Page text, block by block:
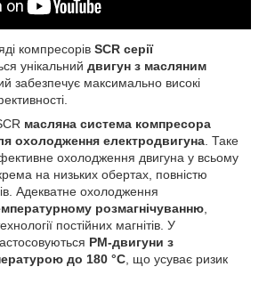
компресорів SCR серії
унікальний двигун з масляним
забезпечує максимально високі
масляна система компресора
охолодження електродвигуна . Таке
охолодження двигуна у всьому
на низьких обертах, повністю
Адекватне охолодження
розмагнічуванню
постійних магнітів. У
PM-двигуни з
до 180 °C , що усуває ризик